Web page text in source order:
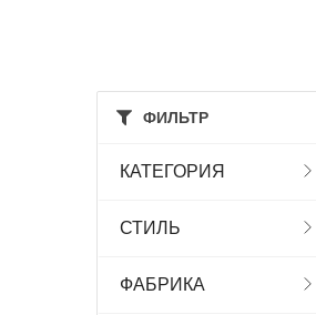
ФИЛЬТР
КАТЕГОРИЯ
СТИЛЬ
ФАБРИКА